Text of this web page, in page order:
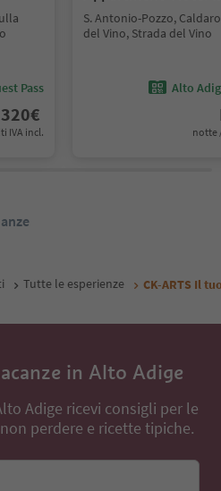
Pass
320€
IVA incl.
S. Antonio-Pozzo,
del Vino, Strada del Vino
Alto
notte
Tutte le esperienze CK-ARTS Il
in Alto Adige
Adige ricevi consigli per le
perdere e ricette tipiche.